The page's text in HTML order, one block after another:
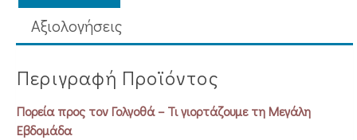
ποσότητα
Aξιολογήσεις
Περιγραφή Προϊόντος
Πορεία προς τον Γολγοθά – Τι γιορτάζουμε τη Μεγάλη
Εβδομάδα